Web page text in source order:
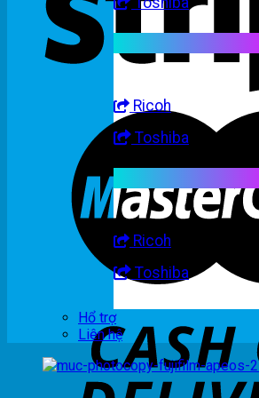
Ricoh
Toshiba
Ricoh
Toshiba
Hổ trợ
Liên hệ